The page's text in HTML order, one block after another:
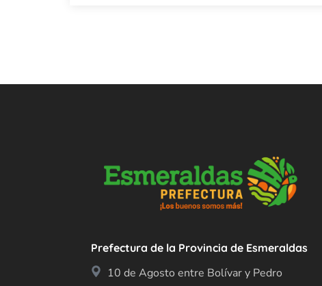
Prefectura de la Provincia de Esmeraldas
10 de Agosto entre Bolívar y Pedro